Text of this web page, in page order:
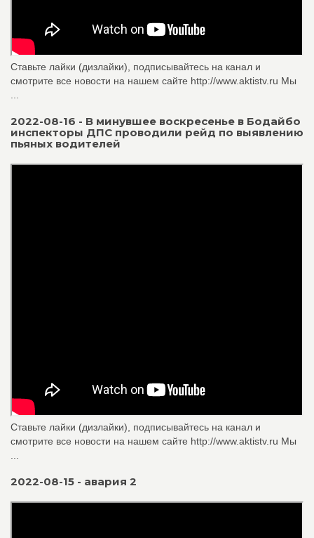
Ставьте лайки (дизлайки), подписывайтесь на канал и
смотрите все новости на нашем сайте http://www.aktistv.ru Мы
2022-08-16 - В минувшее воскресен­ье в Бодайбо
инспект­оры ДПС проводили ре­йд по выявлению
пьян­ых водителей
Ставьте лайки (дизлайки), подписывайтесь на канал и
смотрите все новости на нашем сайте http://www.aktistv.ru Мы
2022-08-15 - авария 2